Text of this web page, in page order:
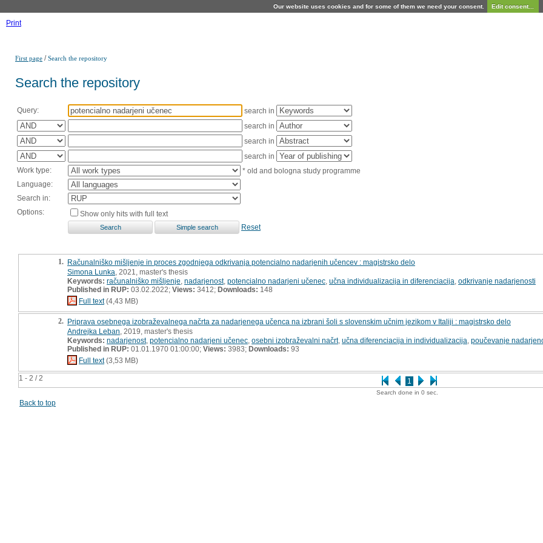
Our website uses cookies and for some of them we need your consent. Edit consent...
Print
First page /Search the repository
Search the repository
Query:
search in
search in
search in
search in
Work type:
* old and bologna study programme
Language:
Search in:
Options:
Show only hits with full text
Reset
1 - 2 / 2 1
1. Računalniško mišljenje in proces zgodnjega odkrivanja potencialno nadarjenih učencev : magistrsko delo
Simona Lunka , 2021, master's thesis
Keywords: računalniško mišljenje nadarjenost, potencialno nadarjeni učenec učna individualizacija in diferenciacija odkrivanje nadarjenosti
Published in RUP: 03.02.2022; Views: 3412; Downloads: 148
Full text(4,43 MB)
2. Priprava osebnega izobraževalnega načrta za nadarjenega učenca na izbrani šoli s slovenskim učnim jezikom v Italiji : magistrsko delo
Andrejka Leban , 2019, master's thesis
Keywords: nadarjenost, potencialno nadarjeni učenec osebni izobraževalni načrt, učna diferenciacija in individualizacija poučevanje
Published in RUP: 01.01.1970 01:00:00; Views: 3983; Downloads: 93
Full text(3,53 MB)
Search done in 0 sec.
Back to top